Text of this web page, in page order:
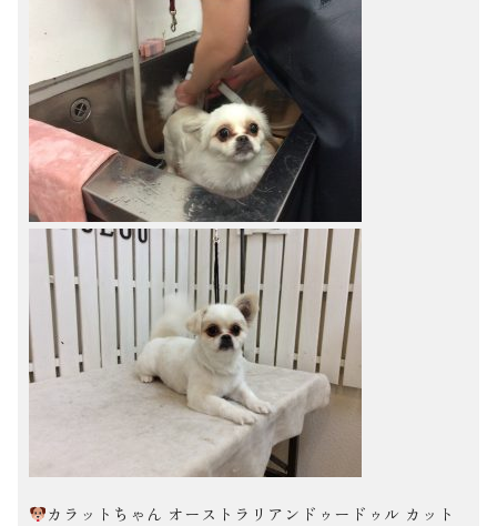
カラットちゃん オーストラリアンドゥードゥル カット